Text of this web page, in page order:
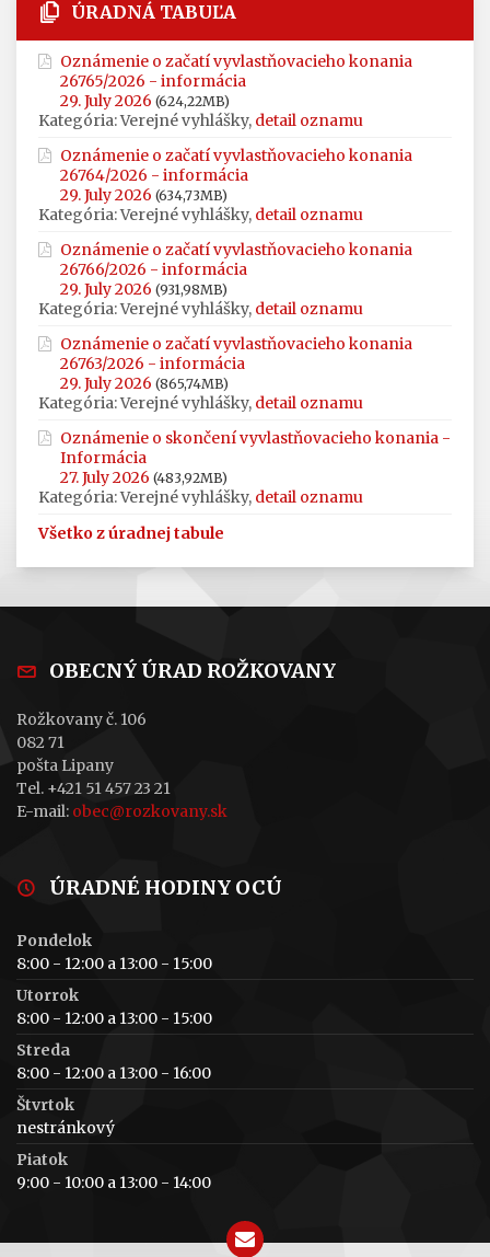
ÚRADNÁ TABUĽA
Oznámenie o začatí vyvlastňovacieho konania
26765/2026 - informácia
29. July 2026 (624,22MB)
Kategória: Verejné vyhlášky, detail oznamu
Oznámenie o začatí vyvlastňovacieho konania
26764/2026 - informácia
29. July 2026 (634,73MB)
Kategória: Verejné vyhlášky, detail oznamu
Oznámenie o začatí vyvlastňovacieho konania
26766/2026 - informácia
29. July 2026 (931,98MB)
Kategória: Verejné vyhlášky, detail oznamu
Oznámenie o začatí vyvlastňovacieho konania
26763/2026 - informácia
29. July 2026 (865,74MB)
Kategória: Verejné vyhlášky, detail oznamu
Oznámenie o skončení vyvlastňovacieho konania -
Informácia
27. July 2026 (483,92MB)
Kategória: Verejné vyhlášky, detail oznamu
Všetko z úradnej tabule
OBECNÝ ÚRAD ROŽKOVANY
Rožkovany č. 106
082 71
pošta Lipany
Tel. +421 51 457 23 21
E-mail: obec@rozkovany.sk
ÚRADNÉ HODINY OCÚ
Pondelok
8:00 - 12:00 a 13:00 - 15:00
Utorrok
8:00 - 12:00 a 13:00 - 15:00
Streda
8:00 - 12:00 a 13:00 - 16:00
Štvrtok
nestránkový
Piatok
9:00 - 10:00 a 13:00 - 14:00